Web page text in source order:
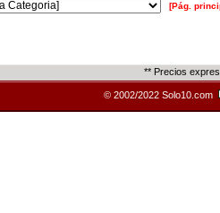
[Pág.
** Precios
© 2002/2022 Solo10.com